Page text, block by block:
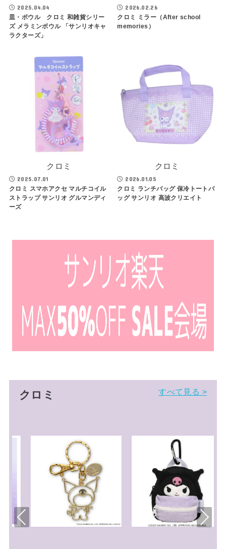
2025.04.04
皿・ボウル クロミ 和雑貨シリー
ズ メラミンボウル 「サンリオキャ
ラクターズ」
2026.02.26
クロミ ミラー（After school
memories）
クロミ
2025.07.01
クロミ スマホアクセ マルチコイル
ストラップ サンリオ グルマンディ
ーズ
クロミ
2026.01.05
クロミ ランチバッグ 保冷トートバ
ッグ サンリオ 高波クリエイト
クロミ すべて見る >
Pre
Nex